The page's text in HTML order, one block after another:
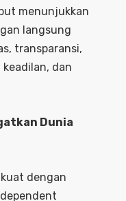
menunjukkan
langsung
transparansi,
dan
Dunia
dengan